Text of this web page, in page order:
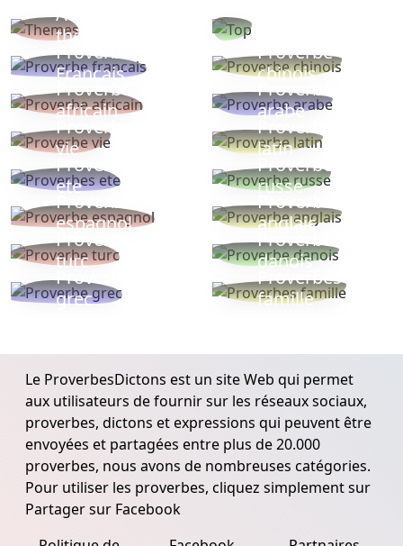
Autres
thèmes
Proverbe
Français
Proverbe
chinois
Proverbe
africain
Proverbe
arabe
Proverbe
vie
Proverbe
latin
Proverbes
ete
Proverbe
russe
Proverbe
espagnol
Proverbe
anglais
Proverbe
turc
Proverbe
danois
Proverbe
grec
Proverbes
famille
Le ProverbesDictons est un site Web qui permet
aux utilisateurs de fournir sur les réseaux sociaux,
proverbes, dictons et expressions qui peuvent être
envoyées et partagées entre plus de 20.000
proverbes, nous avons de nombreuses catégories.
Pour utiliser les proverbes, cliquez simplement sur
Partager sur Facebook